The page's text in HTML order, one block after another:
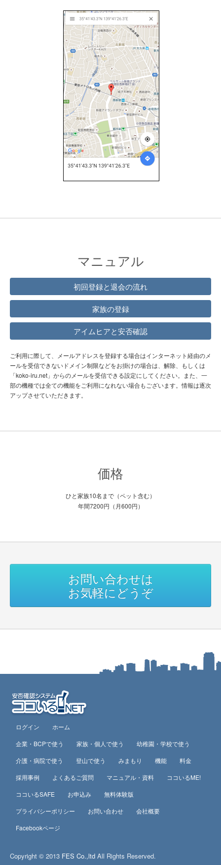
マニュアル
初回登録と退会の流れ
家族の登録
アイムヒアと安否確認
ご利用に際して、メールアドレスを登録する場合はインターネット経由のメ
ールを受信できないドメイン制限などをお掛けの場合は、解除、もしくは
「koko-iru.net」からのメールを受信できる設定にしてください。また、一
部の機種では全ての機能をご利用になれない場合もございます。情報は逐次
アップさせていただきます。
価格
ひと家族10名まで（ペット含む）
年間7200円（月600円）
お問い合わせは
お気軽にどうぞ
ログイン
ホーム
企業・BCPで使う
家族・個人で使う
幼稚園・学校で使う
介護・病院で使う
登山で使う みまもり 機能
料金
採用事例
よくあるご質問 マニュアル・資料
ココいるME!
ココいるSAFE
お申込み
無料体験版
プライバシーポリシー
お問い合わせ
会社概要
Facebookページ
Copyright © 2013 FES Co.,ltd All Rights Reserved.